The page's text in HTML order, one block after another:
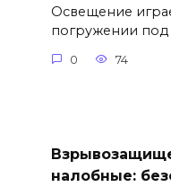
Освещение
погружении под
0 74
налобные: